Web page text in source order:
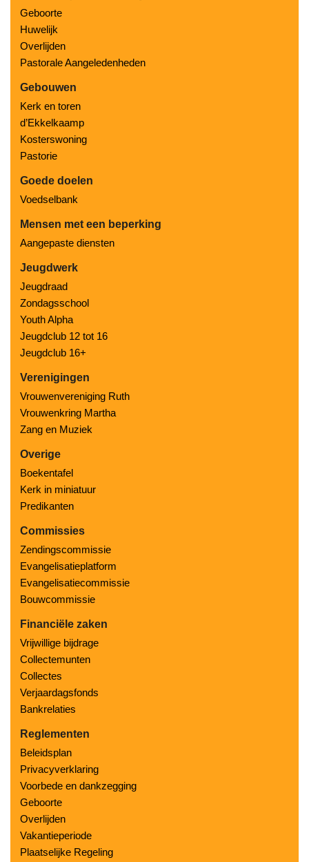
Geboorte
Huwelijk
Overlijden
Pastorale Aangeledenheden
Gebouwen
Kerk en toren
d’Ekkelkaamp
Kosterswoning
Pastorie
Goede doelen
Voedselbank
Mensen met een beperking
Aangepaste diensten
Jeugdwerk
Jeugdraad
Zondagsschool
Youth Alpha
Jeugdclub 12 tot 16
Jeugdclub 16+
Verenigingen
Vrouwenvereniging Ruth
Vrouwenkring Martha
Zang en Muziek
Overige
Boekentafel
Kerk in miniatuur
Predikanten
Commissies
Zendingscommissie
Evangelisatieplatform
Evangelisatiecommissie
Bouwcommissie
Financiële zaken
Vrijwillige bijdrage
Collectemunten
Collectes
Verjaardagsfonds
Bankrelaties
Reglementen
Beleidsplan
Privacyverklaring
Voorbede en dankzegging
Geboorte
Overlijden
Vakantieperiode
Plaatselijke Regeling